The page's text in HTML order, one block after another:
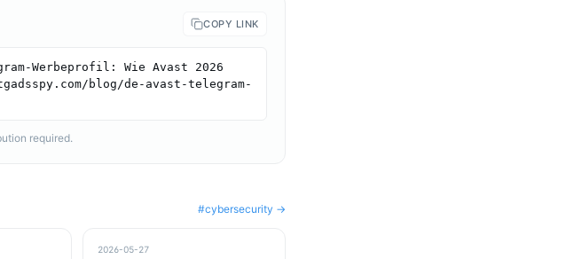
COPY LINK
Werbeprofil: Wie Avast 2026
blog/de-avast-telegram-
required.
#cybersecurity →
2026-05-27